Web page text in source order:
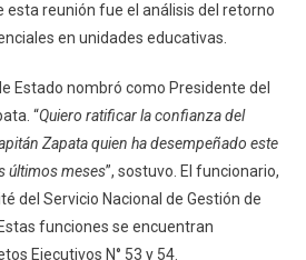
esta reunión fue el análisis del retorno
en unidades educativas.
Estado nombró como Presidente del
“Quiero ratificar la confianza del
Zapata quien ha desempeñado este
últimos meses”, sostuvo. El funcionario,
del Servicio Nacional de Gestión de
funciones se encuentran
Ejecutivos N° 53 y 54.